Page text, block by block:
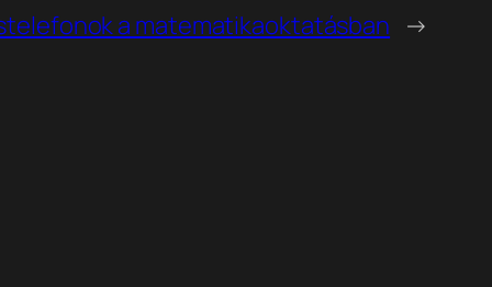
a matematikaoktatásban →